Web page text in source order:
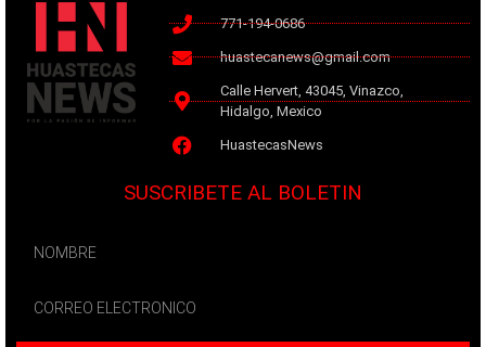
771-194-0686
huastecanews@gmail.com
Calle Hervert, 43045, Vinazco,
Hidalgo, Mexico
HuastecasNews
SUSCRIBETE AL BOLETIN